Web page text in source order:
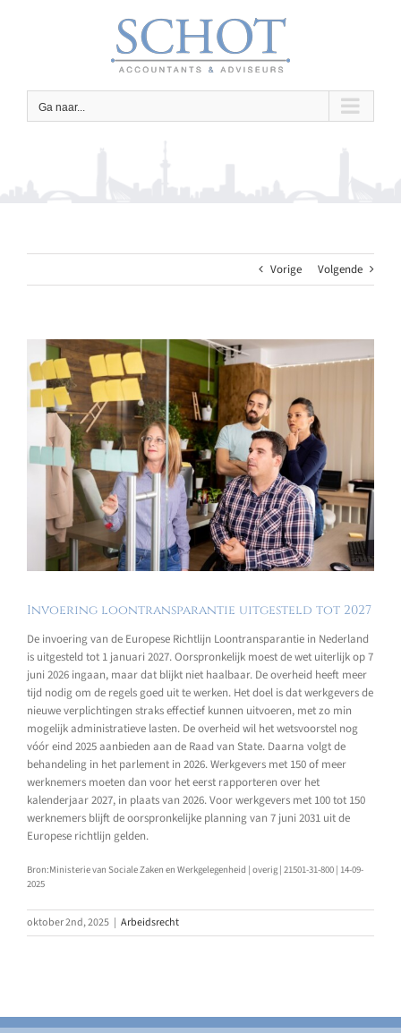
Ga naar...
Vorige Volgende
Bekijk
grotere
afbeelding
Invoering loontransparantie uitgesteld tot 2027
De invoering van de Europese Richtlijn Loontransparantie in Nederland
is uitgesteld tot 1 januari 2027. Oorspronkelijk moest de wet uiterlijk op 7
juni 2026 ingaan, maar dat blijkt niet haalbaar. De overheid heeft meer
tijd nodig om de regels goed uit te werken. Het doel is dat werkgevers de
nieuwe verplichtingen straks effectief kunnen uitvoeren, met zo min
mogelijk administratieve lasten. De overheid wil het wetsvoorstel nog
vóór eind 2025 aanbieden aan de Raad van State. Daarna volgt de
behandeling in het parlement in 2026. Werkgevers met 150 of meer
werknemers moeten dan voor het eerst rapporteren over het
kalenderjaar 2027, in plaats van 2026. Voor werkgevers met 100 tot 150
werknemers blijft de oorspronkelijke planning van 7 juni 2031 uit de
Europese richtlijn gelden.
Bron:Ministerie van Sociale Zaken en Werkgelegenheid | overig | 21501-31-800 | 14-09-
2025
oktober 2nd, 2025 | Arbeidsrecht